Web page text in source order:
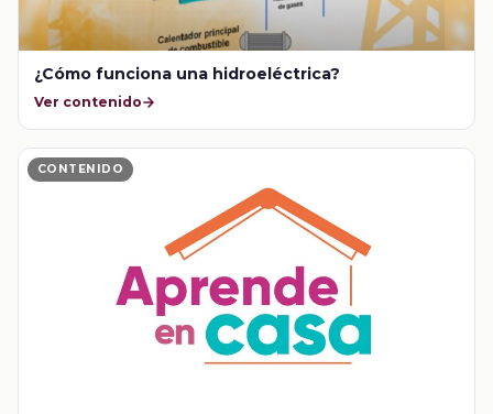
¿Cómo funciona una hidroeléctrica?
Ver contenido
CONTENIDO